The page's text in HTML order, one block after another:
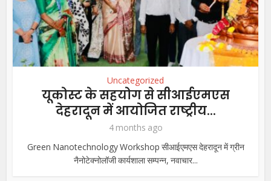
Uncategorized
यूकोस्ट के सहयोग से सीआईएमएस
देहरादून में आयोजित राष्ट्रीय...
4 months ago
Green Nanotechnology Workshop सीआईएमएस देहरादून में ग्रीन
नैनोटेक्नोलॉजी कार्यशाला सम्पन्न, नवाचार...